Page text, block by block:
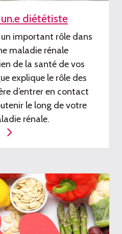
diététiste
important rôle dans
maladie rénale
de la santé de vos
explique le rôle des
d’entrer en contact
le long de votre
rénale.